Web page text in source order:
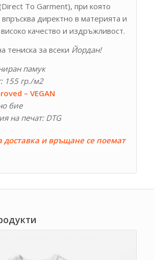
To Garment), при която
директно в материята и
качество и издръжливост.
тениска за всеки Йордан!
памук
155 гр./м2
– VEGAN
бие
на печат: DTG
доставка и връщане се поемат